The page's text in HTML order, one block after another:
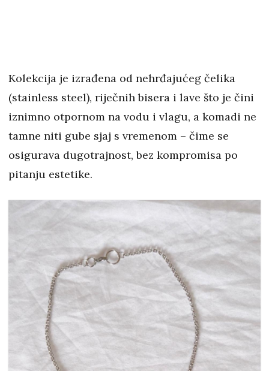
Kolekcija je izrađena od nehrđajućeg čelika
(stainless steel), riječnih bisera i lave što je čini
iznimno otpornom na vodu i vlagu, a komadi ne
tamne niti gube sjaj s vremenom – čime se
osigurava dugotrajnost, bez kompromisa po
pitanju estetike.